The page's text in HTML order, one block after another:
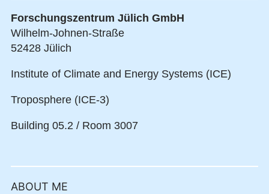
Forschungszentrum Jülich GmbH
Wilhelm-Johnen-Straße
52428 Jülich
Institute of Climate and Energy Systems (ICE)
Troposphere (ICE-3)
Building 05.2 / Room 3007
ABOUT ME